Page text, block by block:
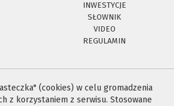
INWESTYCJE
SŁOWNIK
VIDEO
REGULAMIN
(cookies) w celu gromadzenia
z korzystaniem z serwisu. Stosowane